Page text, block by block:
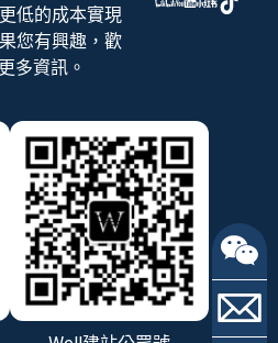
低的成本實現
您有興趣，歡
多資訊。